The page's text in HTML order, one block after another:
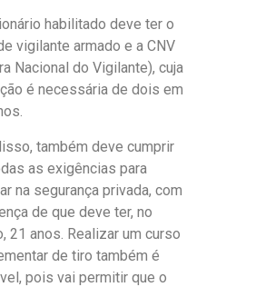
habilitado deve ter o
vigilante armado e a CNV
Nacional do Vigilante), cuja
é necessária de dois em
também deve cumprir
as exigências para
na segurança privada, com
de que deve ter, no
21 anos. Realizar um curso
de tiro também é
pois vai permitir que o